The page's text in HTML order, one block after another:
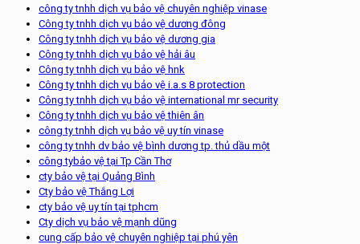
công ty tnhh dịch vụ bảo vệ chuyên nghiệp vinase
Công ty tnhh dịch vụ bảo vệ dương đông
Công ty tnhh dịch vụ bảo vệ dương gia
Công ty tnhh dịch vụ bảo vệ hải âu
Công ty tnhh dịch vụ bảo vệ hnk
Công ty tnhh dịch vụ bảo vệ i.a.s 8 protection
Công ty tnhh dịch vụ bảo vệ international mr security
Công ty tnhh dịch vụ bảo vệ thiên ân
công ty tnhh dịch vụ bảo vệ uy tín vinase
công ty tnhh dv bảo vệ bình dương tp. thủ dầu một
công tybảo vệ tại Tp Cần Thơ
cty bảo vệ tại Quảng Bình
Cty bảo vệ Thắng Lợi
cty bảo vệ uy tín tại tphcm
Cty dịch vụ bảo vệ mạnh dũng
cung cấp bảo vệ chuyên nghiệp tại phú yên